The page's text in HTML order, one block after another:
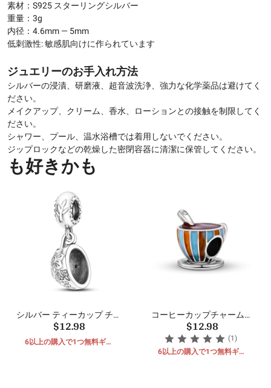
素材：S925 スターリングシルバー
重量：3g
内径：4.6mm — 5mm
低刺激性: 敏感肌向けに作られています
ジュエリーのお手入れ方法
シルバーの浸漬、研磨液、超音波洗浄、強力な化学薬品は避けてく
ださい。
メイクアップ、クリーム、香水、ローションとの接触を制限してく
ださい。
シャワー、プール、温水浴槽では着用しないでください。
ジップロックなどの乾燥した密閉容器に清潔に保管してください。
も好きかも
シルバー ティーカップ チャ
ーム ビーズ
$12.98
6以上の購入で1つ無料ギフ
コーヒーカップチャームビ
ーズ
$12.98
(1)
6以上の購入で1つ無料ギフ